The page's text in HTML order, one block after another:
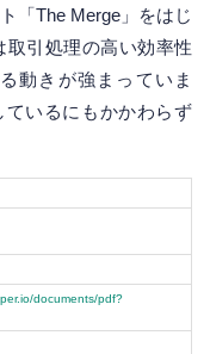
「The Merge」をはじ
引処理の高い効率性
動きが強まっていま
いるにもかかわらず
documents/pdf?